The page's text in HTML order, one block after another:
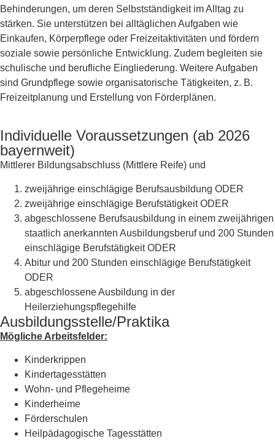
Behinderungen, um deren Selbstständigkeit im Alltag zu
stärken. Sie unterstützen bei alltäglichen Aufgaben wie
Einkaufen, Körperpflege oder Freizeitaktivitäten und fördern
soziale sowie persönliche Entwicklung. Zudem begleiten sie
schulische und berufliche Eingliederung. Weitere Aufgaben
sind Grundpflege sowie organisatorische Tätigkeiten, z. B.
Freizeitplanung und Erstellung von Förderplänen.
Individuelle Voraussetzungen (ab 2026
bayernweit)
Mittlerer Bildungsabschluss (Mittlere Reife) und
zweijährige einschlägige Berufsausbildung ODER
zweijährige einschlägige Berufstätigkeit ODER
abgeschlossene Berufsausbildung in einem zweijährigen
staatlich anerkannten Ausbildungsberuf und 200 Stunden
einschlägige Berufstätigkeit ODER
Abitur und 200 Stunden einschlägige Berufstätigkeit
ODER
abgeschlossene Ausbildung in der
Heilerziehungspflegehilfe
Ausbildungsstelle/Praktika
Mögliche Arbeitsfelder:
Kinderkrippen
Kindertagesstätten
Wohn- und Pflegeheime
Kinderheime
Förderschulen
Heilpädagogische Tagesstätten